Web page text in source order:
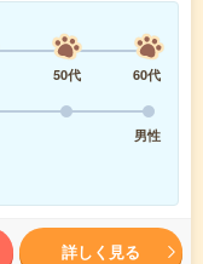
50代
60代
男性
詳しく見る